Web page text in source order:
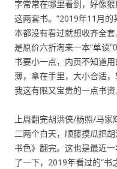
字常常在哪里看到，好像
这两套书。”2019年11月的
本都没有看过就想收齐全
是原价六折淘来一本“单读
书要小一点，内页不知道
薄，拿在手里，大小合适
我这有限又宝贵的一点书资
上周翻完胡洪侠/杨照/马家
二两个白天，顺藤摸瓜把
书色》翻完。这也是最近
了一下，2019年看过的“书